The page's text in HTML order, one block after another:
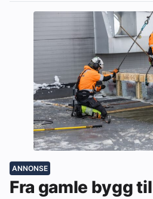
ANNONSE
Fra gamle bygg